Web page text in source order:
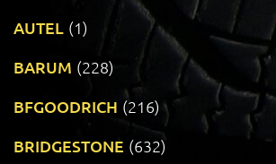
AUTEL (1)
BARUM (228)
BFGOODRICH (216)
BRIDGESTONE (632)